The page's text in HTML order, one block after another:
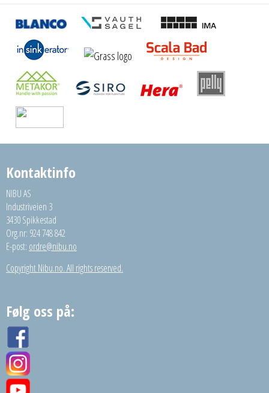
Kontaktinfo
NIBU AS
Industriveien 3
3430 Spikkestad
Org.nr: 924 748 842
E-post: ordre@nibu.no
Copyright Nibu.no. All rights reserved.
Følg oss på: